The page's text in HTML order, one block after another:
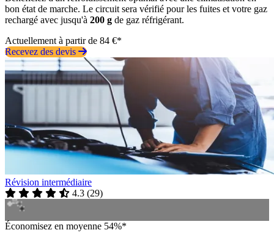
bon état de marche. Le circuit sera vérifié pour les fuites et votre gaz
rechargé avec jusqu'à 200 g de gaz réfrigérant.
Actuellement à partir de 84 €*
Recevez des devis
Révision intermédiaire
4.3 (29)
Économisez en moyenne 54%*